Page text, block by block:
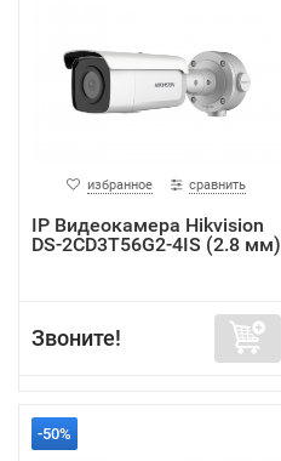
избранное сравнить
IP Видеокамера Hikvision
DS-2CD3T56G2-4IS (2.8 мм)
Звоните!
-50%